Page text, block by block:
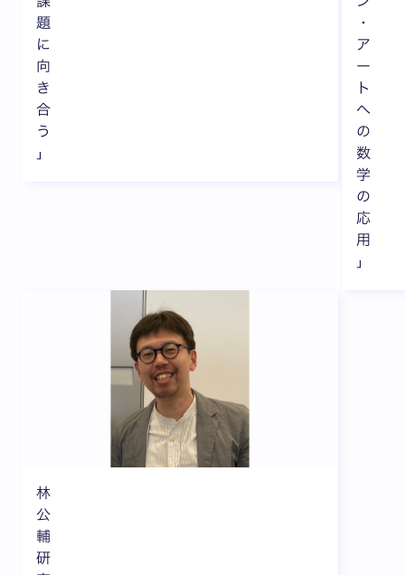
題
に
向
き
合
う
」
林
公
輔
研
・
ア
ー
ト
へ
の
数
学
の
応
用
」